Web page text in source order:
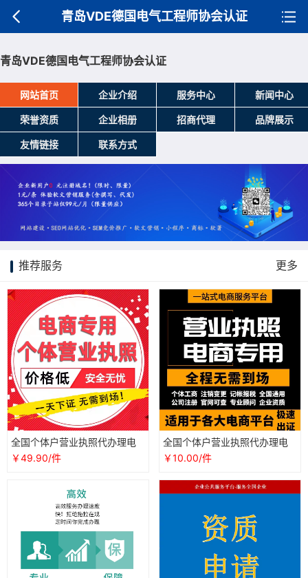
青岛VDE德国电气工程师协会认证
青岛VDE德国电气工程师协会认证
网站首页 企业介绍 服务中心 新闻中心
荣誉资质 企业相册 招商代理 品牌展示
友情链接 联系方式
推荐服务 更多
全国个体户营业执照代办理电
商认证个人公司工商注册抖音
企业海南
￥49.90/件
全国个体户营业执照代办理电
商认证公司工商注册抖音企业
店铺注销
￥10.00/件